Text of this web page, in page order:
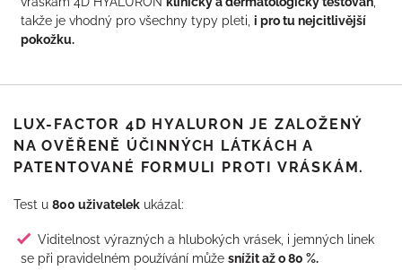
takže je vhodný pro všechny typy pleti, i pro tu nejcitlivější
pokožku.
LUX-FACTOR 4D HYALURON JE ZALOŽENÝ
NA OVĚŘENĚ ÚČINNÝCH LÁTKÁCH A
PATENTOVANÉ FORMULI PROTI VRÁSKÁM.
Test u 800 uživatelek ukázal:
Viditelnost výrazných a hlubokých vrásek, i jemných linek
se při pravidelném používání může snížit až o 80 %.